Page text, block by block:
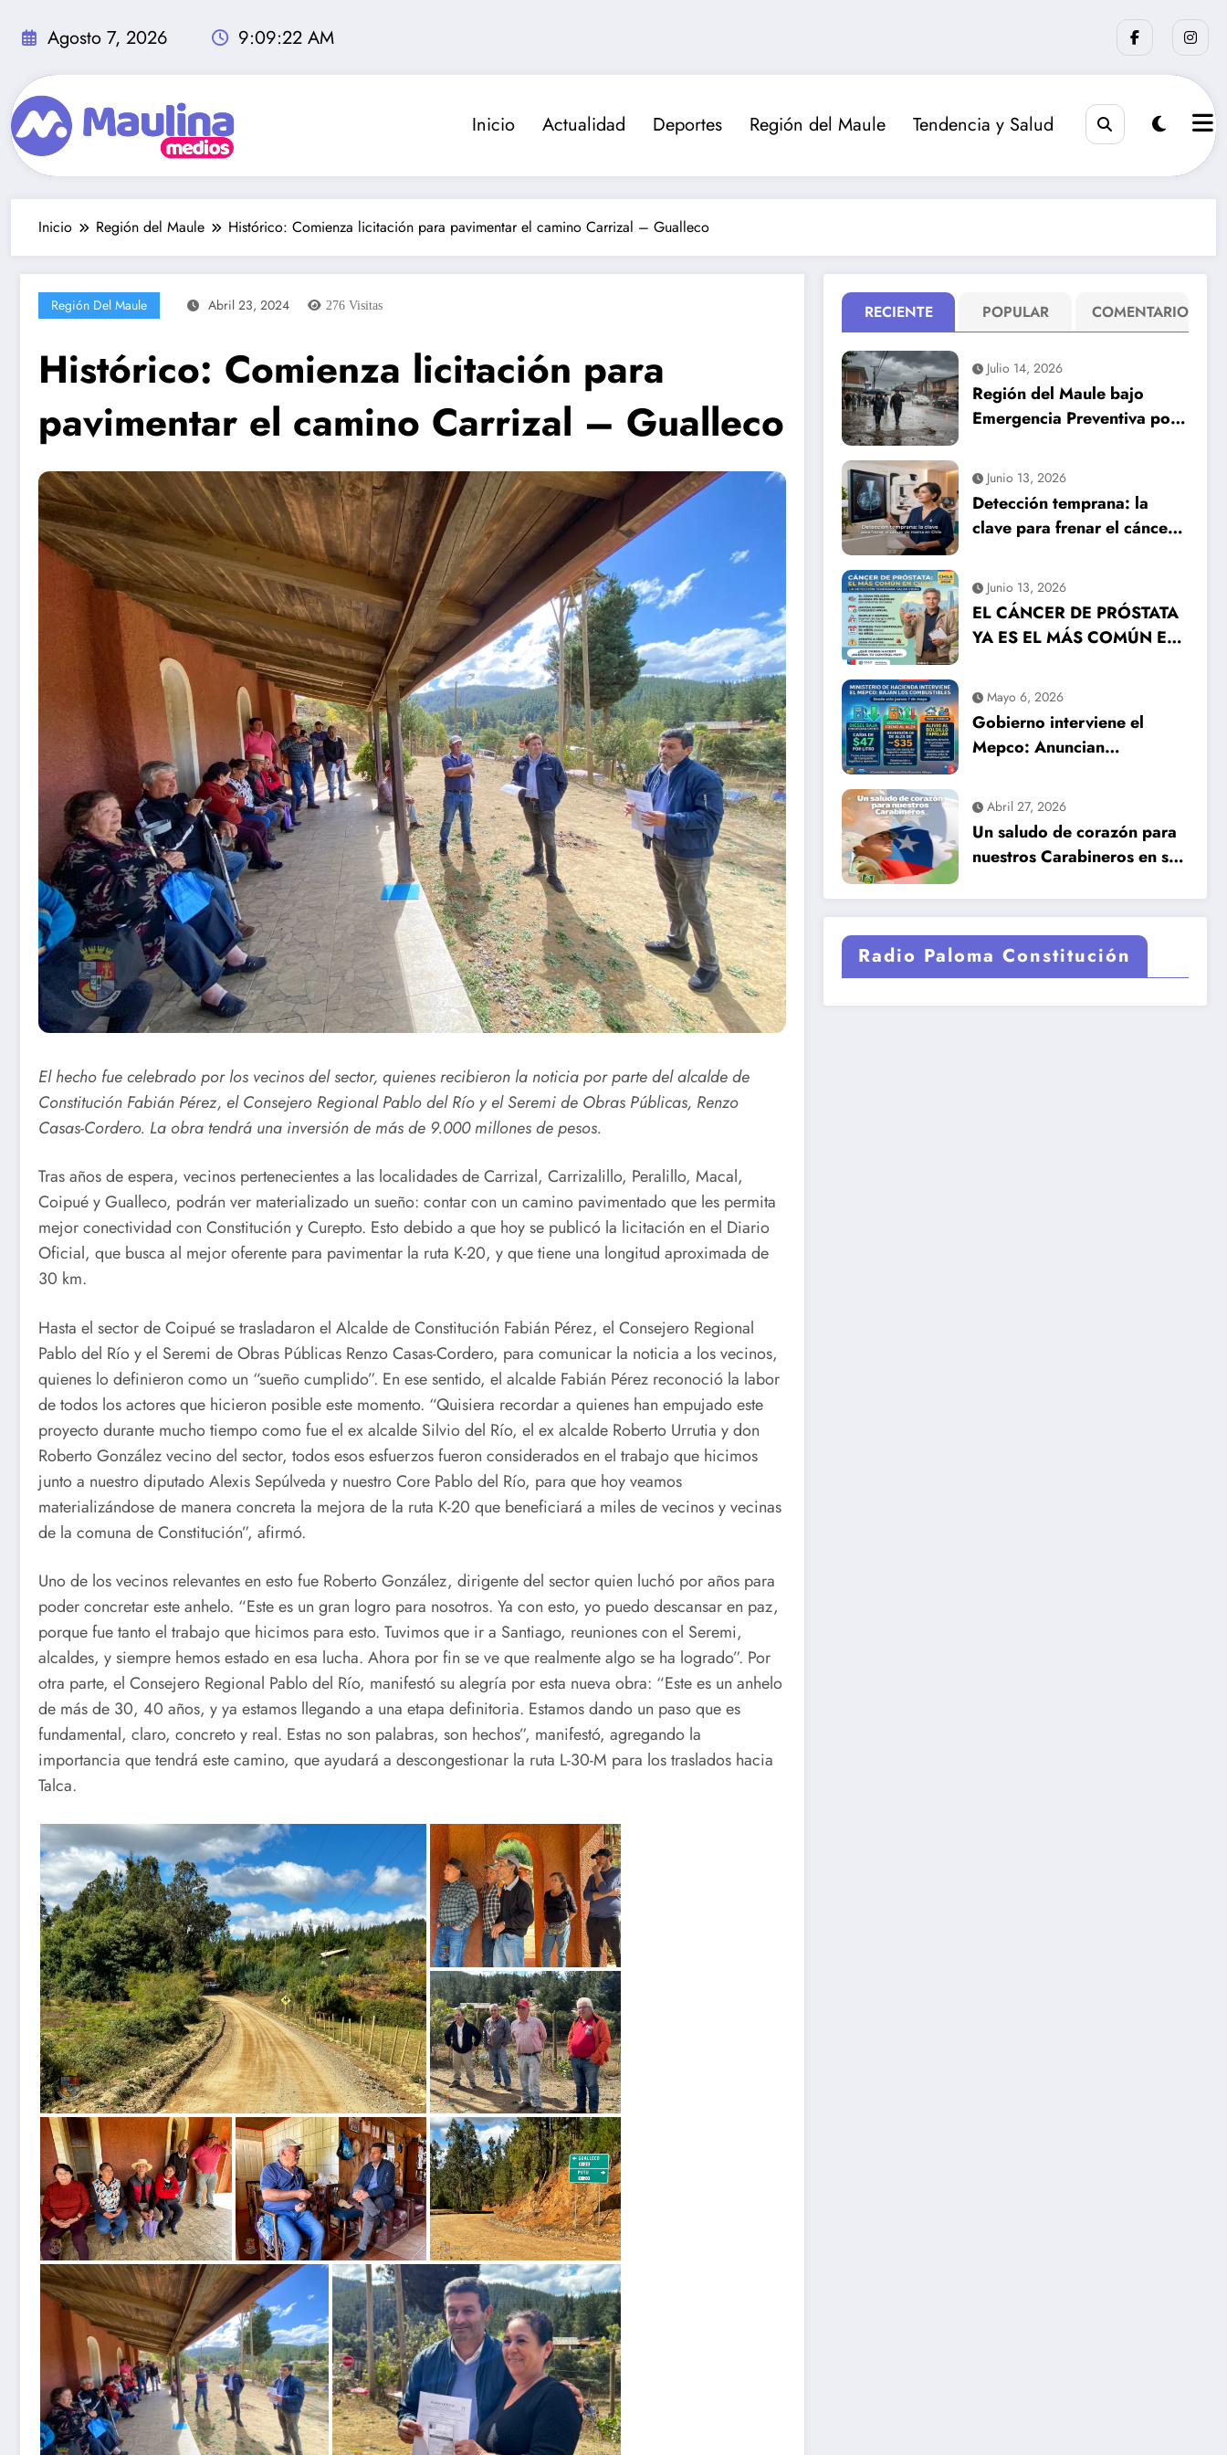
Agosto 7, 2026 9:09:23 AM
Inicio Actualidad Deportes Región del Maule Tendencia y Salud
Inicio Región del Maule Histórico: Comienza licitación para pavimentar el camino Carrizal – Gualleco
Región Del Maule Abril 23, 2024 276 Visitas
Histórico: Comienza licitación para
pavimentar el camino Carrizal – Gualleco
El hecho fue celebrado por los vecinos del sector, quienes recibieron la noticia por parte del alcalde de
Constitución Fabián Pérez, el Consejero Regional Pablo del Río y el Seremi de Obras Públicas, Renzo
Casas-Cordero. La obra tendrá una inversión de más de 9.000 millones de pesos.
Tras años de espera, vecinos pertenecientes a las localidades de Carrizal, Carrizalillo, Peralillo, Macal,
Coipué y Gualleco, podrán ver materializado un sueño: contar con un camino pavimentado que les permita
mejor conectividad con Constitución y Curepto. Esto debido a que hoy se publicó la licitación en el Diario
Oficial, que busca al mejor oferente para pavimentar la ruta K-20, y que tiene una longitud aproximada de
30 km.
Hasta el sector de Coipué se trasladaron el Alcalde de Constitución Fabián Pérez, el Consejero Regional
Pablo del Río y el Seremi de Obras Públicas Renzo Casas-Cordero, para comunicar la noticia a los vecinos,
quienes lo definieron como un “sueño cumplido”. En ese sentido, el alcalde Fabián Pérez reconoció la labor
de todos los actores que hicieron posible este momento. “Quisiera recordar a quienes han empujado este
proyecto durante mucho tiempo como fue el ex alcalde Silvio del Río, el ex alcalde Roberto Urrutia y don
Roberto González vecino del sector, todos esos esfuerzos fueron considerados en el trabajo que hicimos
junto a nuestro diputado Alexis Sepúlveda y nuestro Core Pablo del Río, para que hoy veamos
materializándose de manera concreta la mejora de la ruta K-20 que beneficiará a miles de vecinos y vecinas
de la comuna de Constitución”, afirmó.
Uno de los vecinos relevantes en esto fue Roberto González, dirigente del sector quien luchó por años para
poder concretar este anhelo. “Este es un gran logro para nosotros. Ya con esto, yo puedo descansar en paz,
porque fue tanto el trabajo que hicimos para esto. Tuvimos que ir a Santiago, reuniones con el Seremi,
alcaldes, y siempre hemos estado en esa lucha. Ahora por fin se ve que realmente algo se ha logrado”. Por
otra parte, el Consejero Regional Pablo del Río, manifestó su alegría por esta nueva obra: “Este es un anhelo
de más de 30, 40 años, y ya estamos llegando a una etapa definitoria. Estamos dando un paso que es
fundamental, claro, concreto y real. Estas no son palabras, son hechos”, manifestó, agregando la
importancia que tendrá este camino, que ayudará a descongestionar la ruta L-30-M para los traslados hacia
Talca.
RECIENTE POPULAR COMENTARIO
Julio 14, 2026
Región del Maule bajo
Emergencia Preventiva por
histórico
Junio 13, 2026
Detección temprana: la
clave para frenar el cáncer
Junio 13, 2026
EL CÁNCER DE PRÓSTATA
YA ES EL MÁS COMÚN EN
DETECCIÓN TEMPRANA
SALVA VIDAS
Mayo 6, 2026
Gobierno interviene el
Mepco: Anuncian
precio de los combustibles
Abril 27, 2026
Un saludo de corazón para
nuestros Carabineros en su
Radio Paloma Constitución